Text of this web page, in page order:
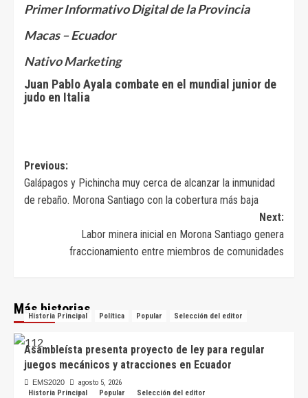
Primer Informativo Digital de la Provincia
Macas – Ecuador
Nativo Marketing
Juan Pablo Ayala combate en el mundial junior de
judo en Italia
Navegación
de
Previous:
Galápagos y Pichincha muy cerca de alcanzar la inmunidad
de rebaño. Morona Santiago con la cobertura más baja
Next:
Labor minera inicial en Morona Santiago genera
fraccionamiento entre miembros de comunidades
Más historias
Historia Principal Política Popular Selección del editor
Asambleísta presenta proyecto de ley para regular
juegos mecánicos y atracciones en Ecuador
EMS2020
agosto 5, 2026
Historia Principal
Popular Selección del editor